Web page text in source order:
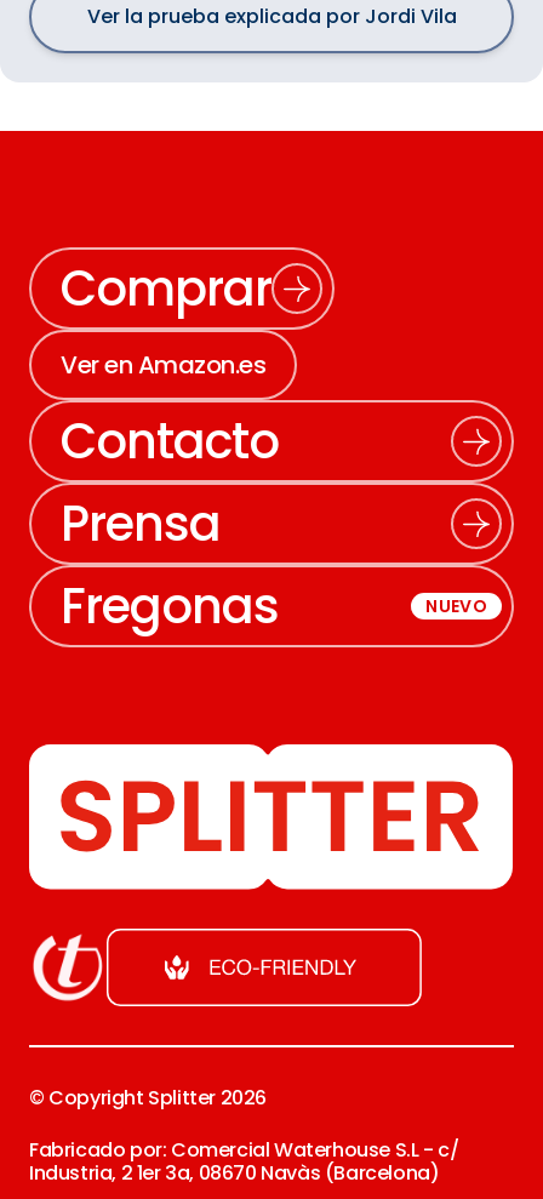
Ver la prueba explicada por Jordi Vila
Comprar
Ver en Amazon.es
Contacto
Prensa
Fregonas
NUEVO
© Copyright Splitter 2026
Fabricado por: Comercial Waterhouse S.L - c/
Industria, 2 1er 3a, 08670 Navàs (Barcelona)